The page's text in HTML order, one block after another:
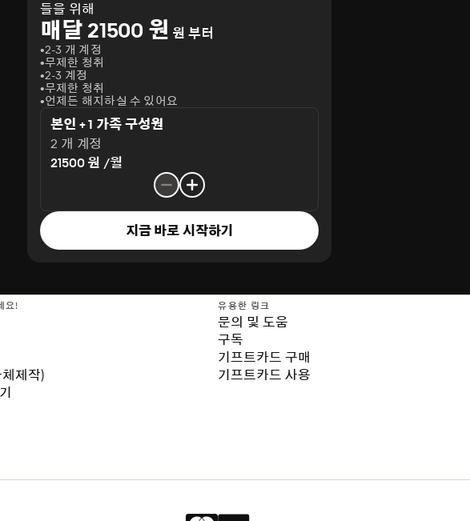
들을 위해
매달 21500 원 원 부터
2-3 개 계정
무제한 청취
2-3 계정
무제한 청취
언제든 해지하실 수 있어요
본인 + 1 가족 구성원
2 개 계정
21500 원 /월
지금 바로 시작하기
요!
제작)
유용한 링크
문의 및 도움
구독
기프트카드 구매
기프트카드 사용